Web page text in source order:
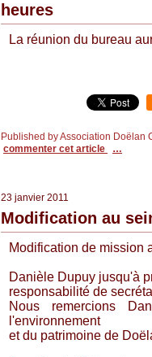
heures
La réunion du bureau
Published by Association Doëlan
commenter cet article
…
23 janvier 2011
Modification au
Modification de mission
Danièle Dupuy jusqu'à
responsabilité de
Nous remercions
l'environnement
et du patrimoine de